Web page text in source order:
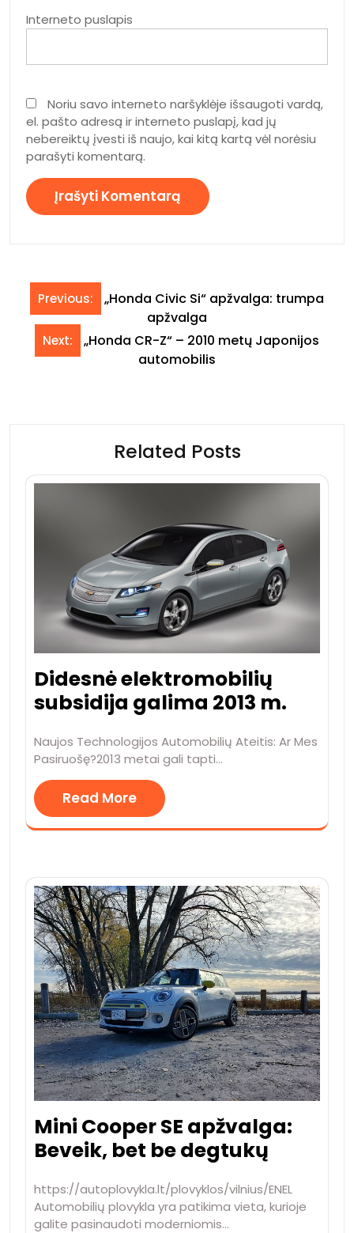
Interneto puslapis
Noriu savo interneto naršyklėje išsaugoti vardą,
el. pašto adresą ir interneto puslapį, kad jų
nebereiktų įvesti iš naujo, kai kitą kartą vėl norėsiu
parašyti komentarą.
Navigacija
tarp
įrašų
Previous:
„Honda Civic Si“ apžvalga: trumpa
apžvalga
Next:
„Honda CR-Z“ – 2010 metų Japonijos
automobilis
Related Posts
Didesnė elektromobilių
subsidija galima 2013 m.
Naujos Technologijos Automobilių Ateitis: Ar Mes
Pasiruošę?2013 metai gali tapti…
Read More
Mini Cooper SE apžvalga:
Beveik, bet be degtukų
https://autoplovykla.lt/plovyklos/vilnius/ENEL
Automobilių plovykla yra patikima vieta, kurioje
galite pasinaudoti moderniomis…